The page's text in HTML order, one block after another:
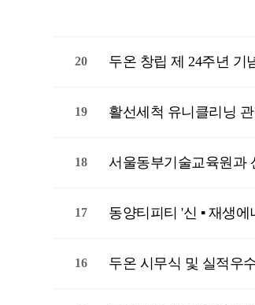
20 두온 창립 제 24주년 기
19 활선세척 유니클리닝
18 서울동부기술교육원과
17 동양티피티 '신 ▪ 재생
16 두온 시무식 및 실적우